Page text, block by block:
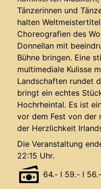
Tänzerinnen und
halten
Choreografien des
Donnellan mit
Bühne bringen. Eine
multimediale Kulisse
Landschaften rundet
bringt ein echtes
Hochrheintal. Es ist
vor dem Fest von der
der Herzlichkeit
Die Veranstaltung
22:15 Uhr.
64.- l 59.- l